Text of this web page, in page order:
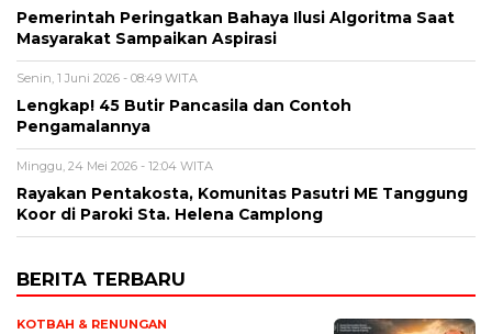
Pemerintah Peringatkan Bahaya Ilusi Algoritma Saat
Masyarakat Sampaikan Aspirasi
Senin, 1 Juni 2026 - 08:49 WITA
Lengkap! 45 Butir Pancasila dan Contoh
Pengamalannya
Minggu, 24 Mei 2026 - 12:04 WITA
Rayakan Pentakosta, Komunitas Pasutri ME Tanggung
Koor di Paroki Sta. Helena Camplong
BERITA TERBARU
KOTBAH & RENUNGAN